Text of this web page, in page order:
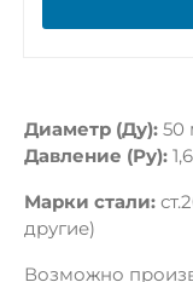
Диаметр (Ду): 50
Давление (Ру):
Марки стали:
другие)
Возможно